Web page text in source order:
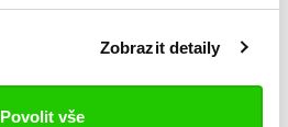
Zobrazit detaily
Povolit vše